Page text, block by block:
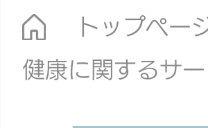
トップペー
健康に関するサ